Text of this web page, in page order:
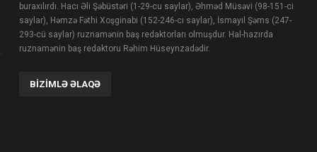
buraxılırdı. Hacı Əli Şəbüstəri (1-29-cu saylar), Əhməd Müsəvi (98-151-ci
saylar), Həmzə Fəthi Xoşginabi (152-246-cı saylar), İsmayıl Şəms (247-
293-cü saylar) ruznamənin baş redaktorları olmuşdur. Hal-hazırda
ruznamənin baş redaktoru Rəhim Hüseynzadədir.
BIZIMLƏ ƏLAQƏ